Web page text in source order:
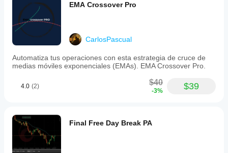
EMA Crossover Pro
CarlosPascual
Automatiza tus operaciones con esta estrategia de cruce de
medias móviles exponenciales (EMAs). EMA Crossover Pro.
4.0 (2) $40
-3% $39
Final Free Day Break PA